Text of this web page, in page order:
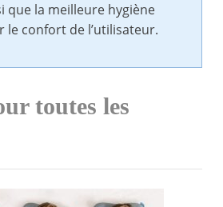
que la meilleure hygiène
confort de l’utilisateur.
toutes les